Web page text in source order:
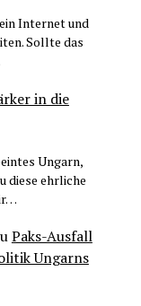
Internet und
Sollte das
in die
Ungarn,
diese ehrliche
Paks-Ausfall
Ungarns